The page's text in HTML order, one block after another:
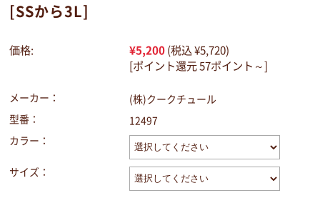
[SSから3L]
価格: ¥5,200 (税込 ¥5,720)
[ポイント還元 57ポイント～]
メーカー：
(株)クークチュール
型番：
12497
カラー：
サイズ：